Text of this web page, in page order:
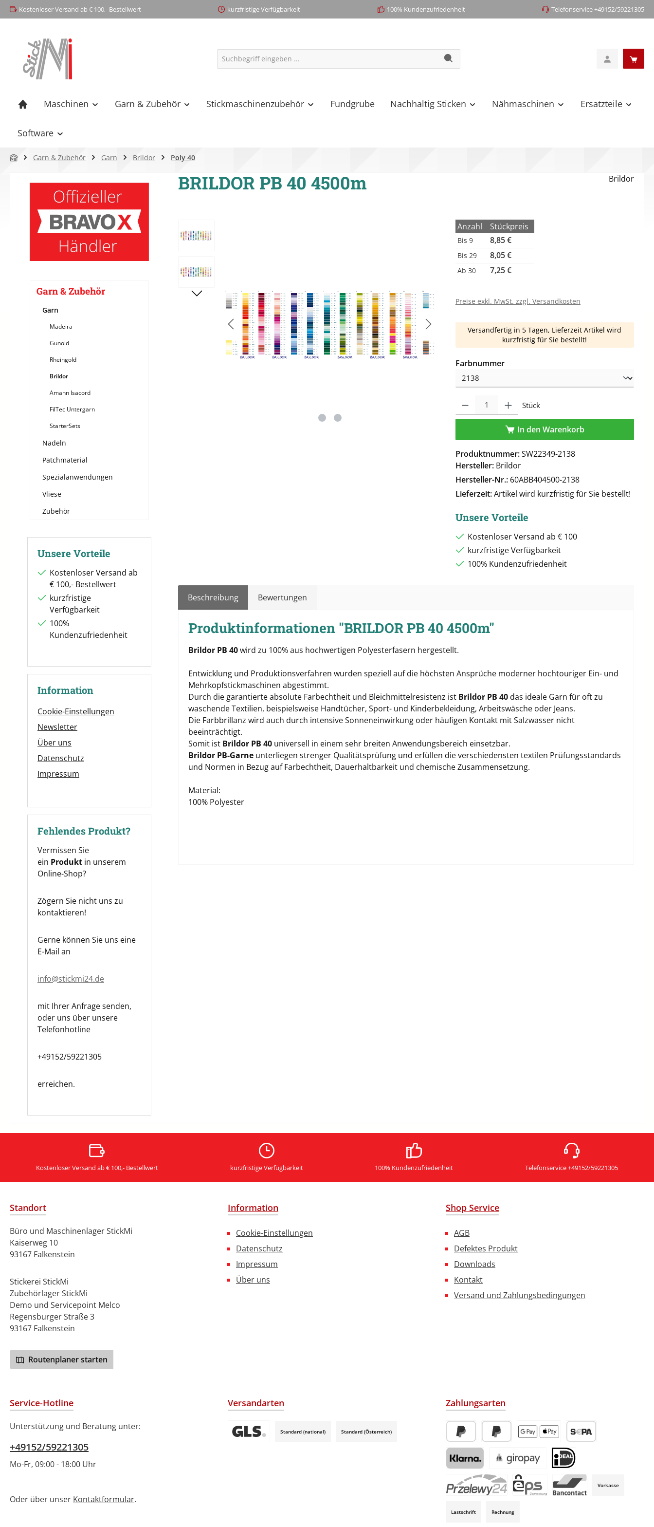
Zur Hauptnavigation springen
Kostenloser Versand ab € 100,- Bestellwert kurzfristige Verfügbarkeit 100% Kundenzufriedenheit Telefonservice +49152/59221305
Maschinen Garn & Zubehör Stickmaschinenzubehör Fundgrube Nachhaltig Sticken Nähmaschinen Ersatzteile
Software
Garn & Zubehör Garn Brildor Poly 40
Garn & Zubehör
Garn
Madeira
Gunold
Rheingold
Brildor
Amann Isacord
FilTec Untergarn
StarterSets
Nadeln
Patchmaterial
Spezialanwendungen
Vliese
Zubehör
Unsere Vorteile
Kostenloser Versand ab
€ 100,- Bestellwert
kurzfristige
Verfügbarkeit
100%
Kundenzufriedenheit
Information
Cookie-Einstellungen
Newsletter
Über uns
Datenschutz
Impressum
Fehlendes Produkt?
Vermissen Sie
ein Produkt in unserem
Online-Shop?
Zögern Sie nicht uns zu
kontaktieren!
Gerne können Sie uns eine
E-Mail an
info@stickmi24.de
mit Ihrer Anfrage senden,
oder uns über unsere
Telefonhotline
+49152/59221305
erreichen.
BRILDOR PB 40 4500m Brildor
Anzahl Stückpreis
Bis 9 8,85 €
Bis 29 8,05 €
Ab 30 7,25 €
Preise exkl. MwSt. zzgl. Versandkosten
Versandfertig in 5 Tagen, Lieferzeit Artikel wird
kurzfristig für Sie bestellt!
Farbnummerauswählen
Stück
In den Warenkorb
Produktnummer:SW22349-2138
Hersteller: Brildor
Hersteller-Nr.: 60ABB404500-2138
Lieferzeit:Artikel wird kurzfristig für Sie bestellt!
Unsere Vorteile
Kostenloser Versand ab € 100
kurzfristige Verfügbarkeit
100% Kundenzufriedenheit
Beschreibung Bewertungen
Produktinformationen "BRILDOR PB 40 4500m"
Brildor PB 40wird zu 100% aus hochwertigen Polyesterfasern hergestellt.
Entwicklung und Produktionsverfahren wurden speziell auf die höchsten Ansprüche moderner hochtouriger Ein- und
Mehrkopfstickmaschinen abgestimmt.
Durch die garantierte absolute Farbechtheit und Bleichmittelresistenz ist Brildor PB 40 das ideale Garn für oft zu
waschende Textilien, beispielsweise Handtücher, Sport- und Kinderbekleidung, Arbeitswäsche oder Jeans.
Die Farbbrillanz wird auch durch intensive Sonneneinwirkung oder häufigen Kontakt mit Salzwasser nicht
beeinträchtigt.
Somit ist Brildor PB 40 universell in einem sehr breiten Anwendungsbereich einsetzbar.
Brildor PB-Garne unterliegen strenger Qualitätsprüfung und erfüllen die verschiedensten textilen Prüfungsstandards
und Normen in Bezug auf Farbechtheit, Dauerhaltbarkeit und chemische Zusammensetzung.
Material:
100% Polyester
Kostenloser Versand ab € 100,- Bestellwert kurzfristige Verfügbarkeit 100% Kundenzufriedenheit Telefonservice +49152/59221305
Standort
Büro und Maschinenlager StickMi
Kaiserweg 10
93167 Falkenstein
Stickerei StickMi
Zubehörlager StickMi
Demo und Servicepoint Melco
Regensburger Straße 3
93167 Falkenstein
Routenplaner starten
Information
Cookie-Einstellungen
Datenschutz
Impressum
Über uns
Shop Service
AGB
Defektes Produkt
Downloads
Kontakt
Versand und Zahlungsbedingungen
Service-Hotline
Unterstützung und Beratung unter:
+49152/59221305
Mo-Fr, 09:00 - 18:00 Uhr
Oder über unser Kontaktformular.
Versandarten
Standard (national) Standard (Österreich)
Zahlungsarten
PayPal Später BezahlenApple Pay / Google Pay (via Stripe)
SEPA-Lastschrift (via
Klarna (via Stripe)Giropay (via Stripe) iDeal (via Stripe)
Vorkasse
Lastschrift Rechnung